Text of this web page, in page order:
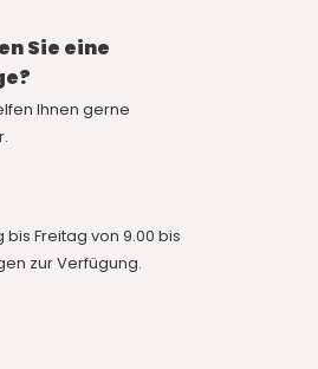
Sie eine
Ihnen gerne
Freitag von 9.00 bis
zur Verfügung.